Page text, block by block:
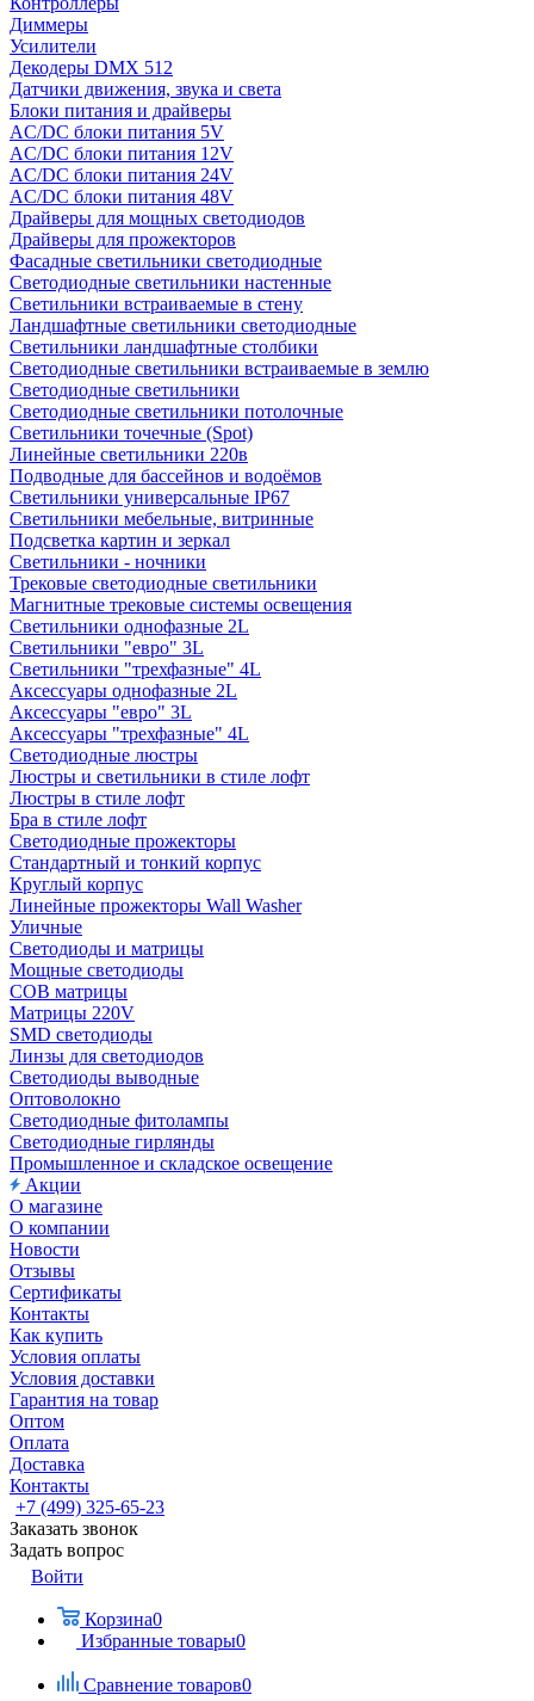
Диммеры
Усилители
Декодеры DMX 512
Датчики движения, звука и света
Блоки питания и драйверы
AC/DC блоки питания 5V
AC/DC блоки питания 12V
AC/DC блоки питания 24V
AC/DC блоки питания 48V
Драйверы для мощных светодиодов
Драйверы для прожекторов
Фасадные светильники светодиодные
Светодиодные светильники настенные
Светильники встраиваемые в стену
Ландшафтные светильники светодиодные
Светильники ландшафтные столбики
Светодиодные светильники встраиваемые в землю
Светодиодные светильники
Светодиодные светильники потолочные
Светильники точечные (Spot)
Линейные светильники 220в
Подводные для бассейнов и водоёмов
Светильники универсальные IP67
Светильники мебельные, витринные
Подсветка картин и зеркал
Светильники - ночники
Трековые светодиодные светильники
Магнитные трековые системы освещения
Светильники однофазные 2L
Светильники "евро" 3L
Светильники "трехфазные" 4L
Аксессуары однофазные 2L
Аксессуары "евро" 3L
Аксессуары "трехфазные" 4L
Светодиодные люстры
Люстры и светильники в стиле лофт
Люстры в стиле лофт
Бра в стиле лофт
Светодиодные прожекторы
Стандартный и тонкий корпус
Круглый корпус
Линейные прожекторы Wall Washer
Уличные
Светодиоды и матрицы
Мощные светодиоды
COB матрицы
Матрицы 220V
SMD светодиоды
Линзы для светодиодов
Светодиоды выводные
Оптоволокно
Светодиодные фитолампы
Светодиодные гирлянды
Промышленное и складское освещение
Акции
О магазине
О компании
Новости
Отзывы
Сертификаты
Контакты
Как купить
Условия оплаты
Условия доставки
Гарантия на товар
Оптом
Оплата
Доставка
Контакты
+7 (499) 325-65-23
Заказать звонок
Задать вопрос
Войти
Корзина0
Избранные товары0
Сравнение товаров0